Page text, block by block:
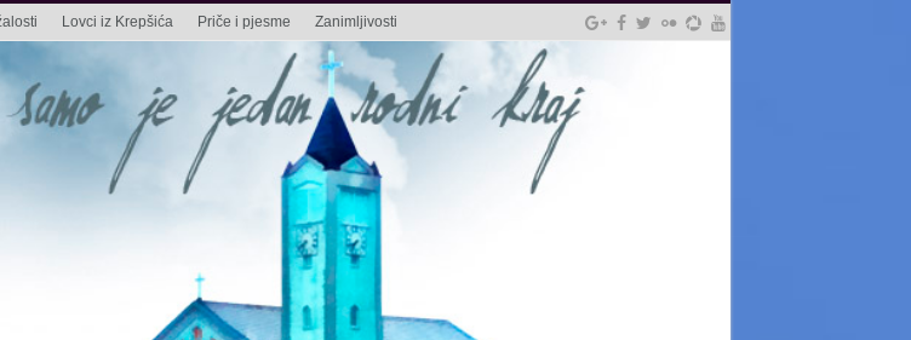
Lovci iz Krepšića Priče i pjesme Zanimljivosti